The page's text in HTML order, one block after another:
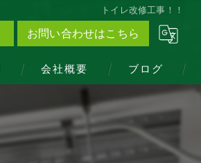
トイレ改修工事！！
お問い合わせはこちら
会社概要 ブログ